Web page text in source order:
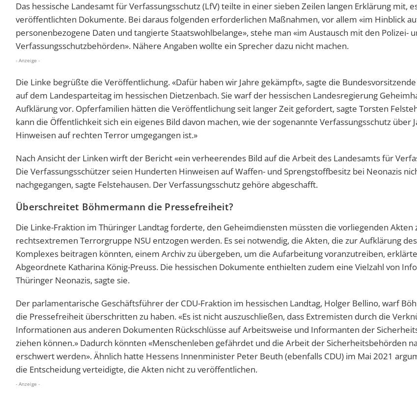
Das hessische Landesamt für Verfassungsschutz (LfV) teilte in einer sieben Zeilen langen Erklärung mit,
veröffentlichten Dokumente. Bei daraus folgenden erforderlichen Maßnahmen, vor allem «im Hinblick
personenbezogene Daten und tangierte Staatswohlbelange», stehe man «im Austausch mit den Polizei-
Verfassungsschutzbehörden». Nähere Angaben wollte ein Sprecher dazu nicht machen.
- Anzeige -
Die Linke begrüßte die Veröffentlichung. «Dafür haben wir Jahre gekämpft», sagte die
auf dem Landesparteitag im hessischen Dietzenbach. Sie warf der hessischen Landesregierung
Aufklärung vor. Opferfamilien hätten die Veröffentlichung seit langer Zeit gefordert, sagte Torsten
kann die Öffentlichkeit sich ein eigenes Bild davon machen, wie der sogenannte Verfassungsschutz über
Hinweisen auf rechten Terror umgegangen ist.»
Nach Ansicht der Linken wirft der Bericht «ein verheerendes Bild auf die Arbeit des Landesamts für
Die Verfassungsschützer seien Hunderten Hinweisen auf Waffen- und Sprengstoffbesitz bei Neonazis
nachgegangen, sagte Felstehausen. Der Verfassungsschutz gehöre abgeschafft.
Überschreitet Böhmermann die Pressefreiheit?
Die Linke-Fraktion im Thüringer Landtag forderte, den Geheimdiensten müssten die vorliegenden Akten
rechtsextremen Terrorgruppe NSU entzogen werden. Es sei notwendig, die Akten, die zur Aufklärung
Komplexes beitragen könnten, einem Archiv zu übergeben, um die Aufarbeitung voranzutreiben,
Abgeordnete Katharina König-Preuss. Die hessischen Dokumente enthielten zudem eine Vielzahl von
Thüringer Neonazis, sagte sie.
Der parlamentarische Geschäftsführer der CDU-Fraktion im hessischen Landtag, Holger Bellino, warf
die Pressefreiheit überschritten zu haben. «Es ist nicht auszuschließen, dass Extremisten durch die
Informationen aus anderen Dokumenten Rückschlüsse auf Arbeitsweise und Informanten der
ziehen können.» Dadurch könnten «Menschenleben gefährdet und die Arbeit der Sicherheitsbehörden
erschwert werden». Ähnlich hatte Hessens Innenminister Peter Beuth (ebenfalls CDU) im Mai 2021
die Entscheidung verteidigte, die Akten nicht zu veröffentlichen.
- Anzeige -